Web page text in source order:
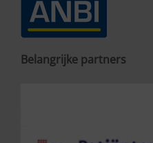
Belangrijke partners